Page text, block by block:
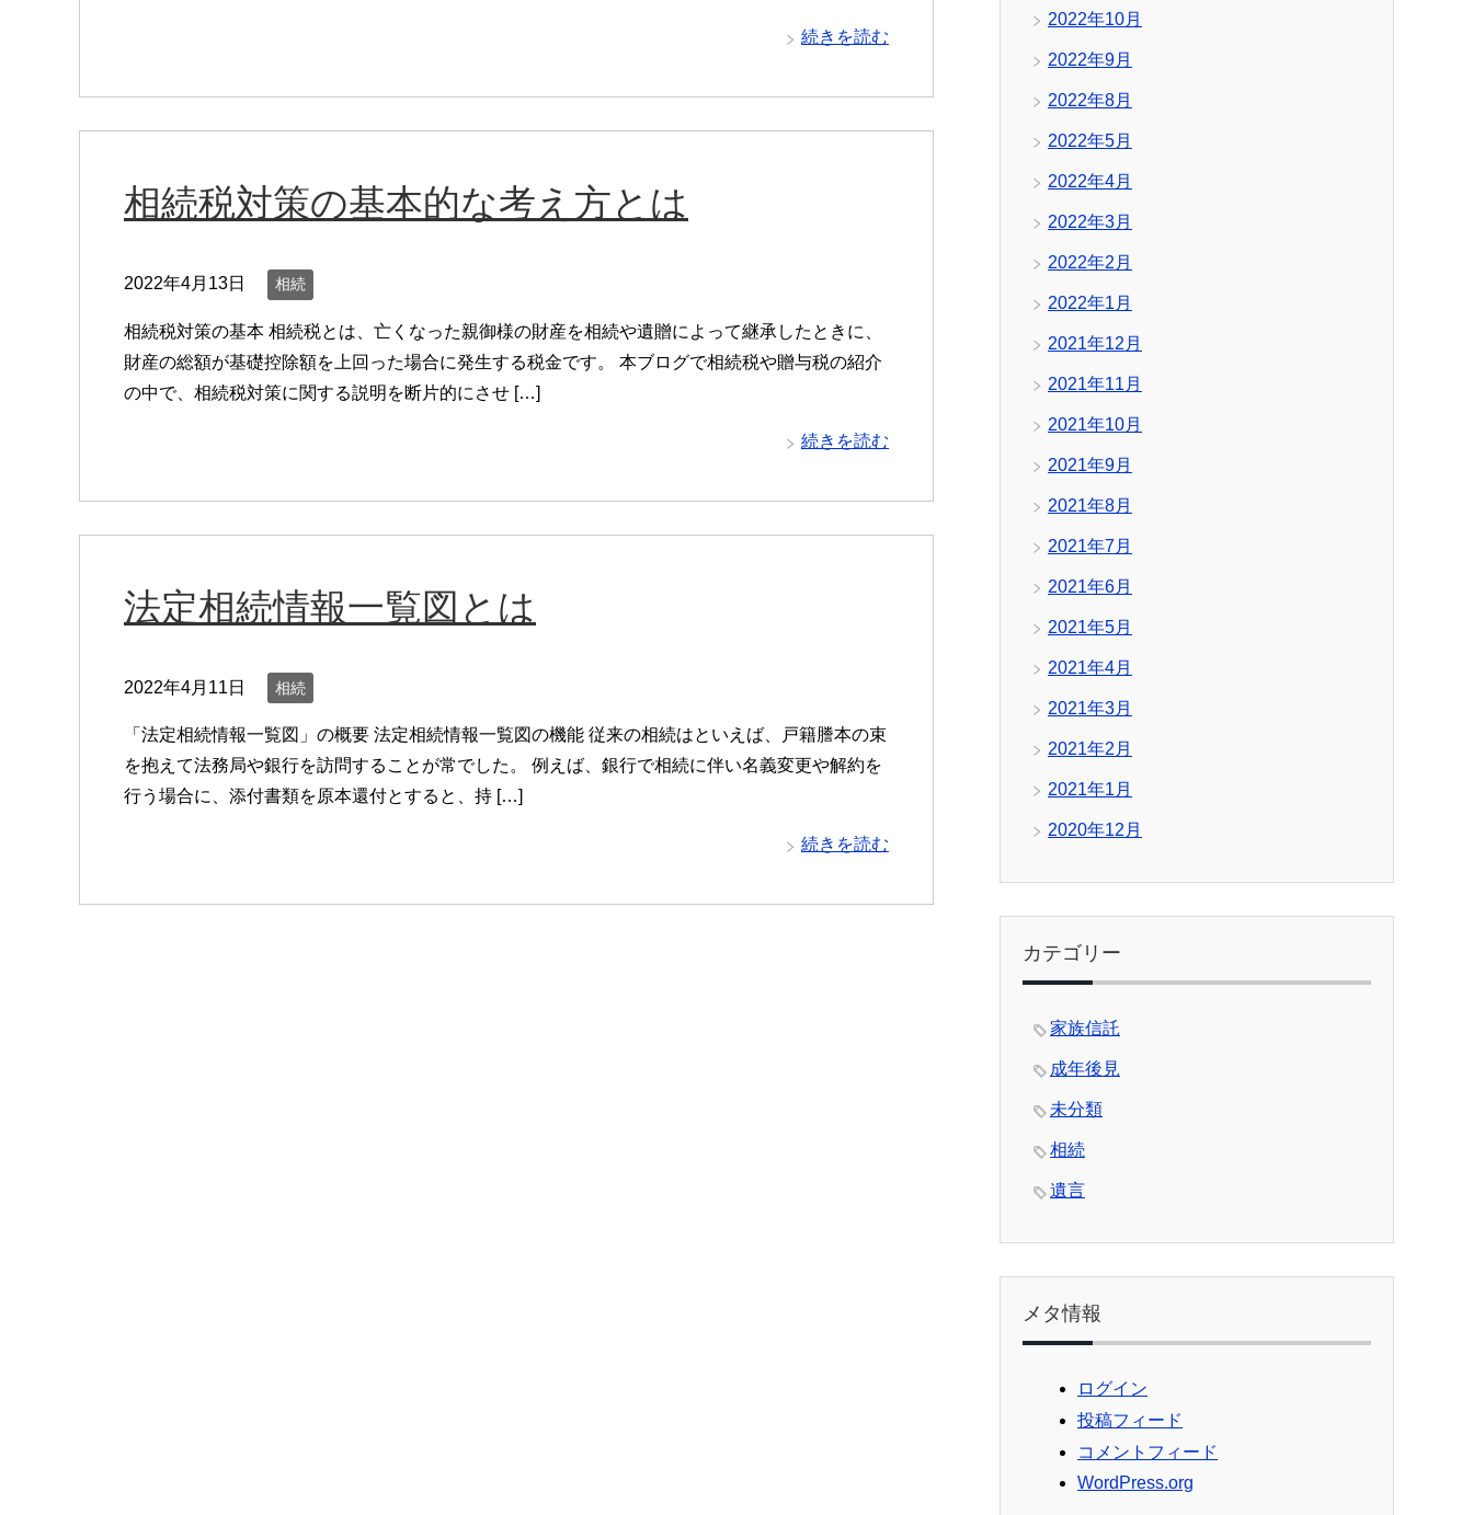
続きを読む
相続税対策の基本的な考え方とは
2022年4月13日 相続
相続税対策の基本 相続税とは、亡くなった親御様の財産を相続や遺贈によって継承したときに、
財産の総額が基礎控除額を上回った場合に発生する税金です。 本ブログで相続税や贈与税の紹介
の中で、相続税対策に関する説明を断片的にさせ […]
続きを読む
法定相続情報一覧図とは
2022年4月11日 相続
「法定相続情報一覧図」の概要 法定相続情報一覧図の機能 従来の相続はといえば、戸籍謄本の束
を抱えて法務局や銀行を訪問することが常でした。 例えば、銀行で相続に伴い名義変更や解約を
行う場合に、添付書類を原本還付とすると、持 […]
続きを読む
2022年10月
2022年9月
2022年8月
2022年5月
2022年4月
2022年3月
2022年2月
2022年1月
2021年12月
2021年11月
2021年10月
2021年9月
2021年8月
2021年7月
2021年6月
2021年5月
2021年4月
2021年3月
2021年2月
2021年1月
2020年12月
カテゴリー
家族信託
成年後見
未分類
相続
遺言
メタ情報
ログイン
投稿フィード
コメントフィード
WordPress.org